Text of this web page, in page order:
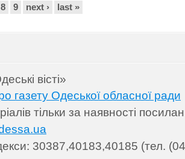
8 9 next › last »
вісті»
газету Одеської обласної ради
тільки за наявності
30387,40183,40185 (тел.